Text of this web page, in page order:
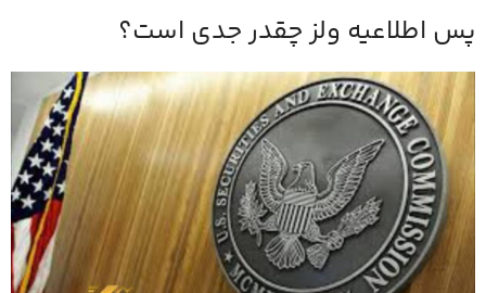
پس اطلاعیه ولز چقدر جدی است؟